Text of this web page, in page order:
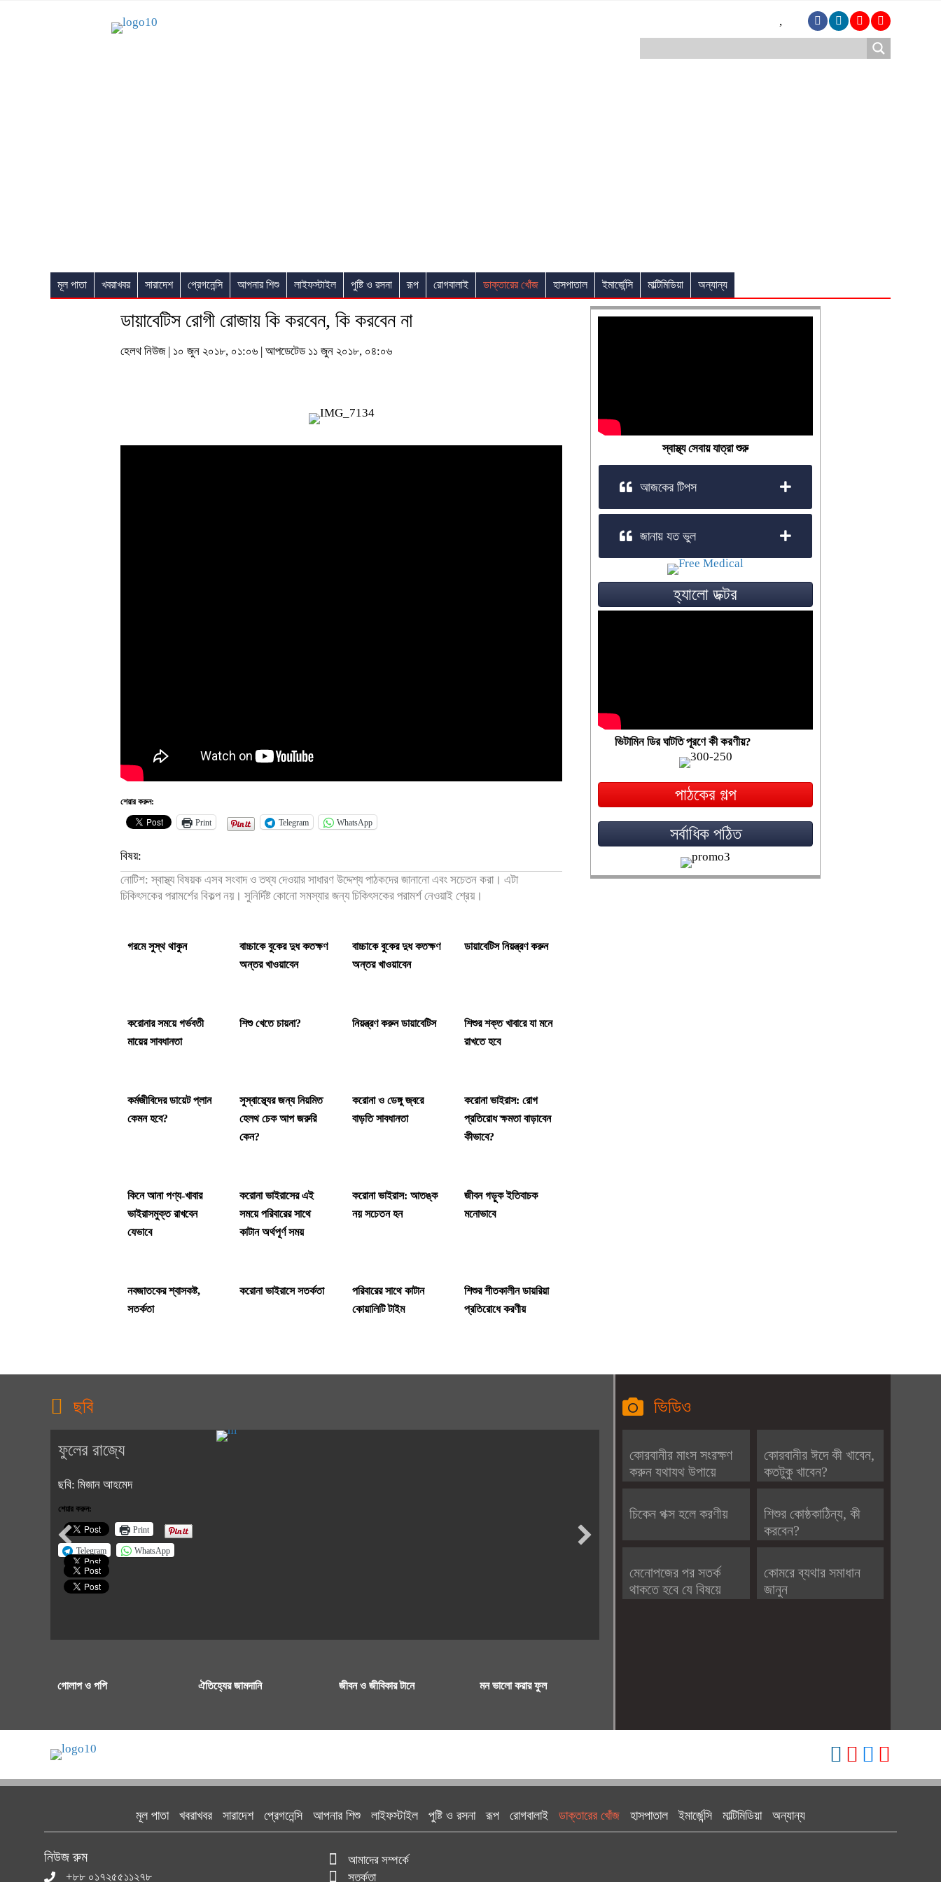
,
মূল পাতা খবরাখবর সারাদেশ প্রেগনেন্সি আপনার শিশু লাইফস্টাইল পুষ্টি ও রসনা রূপ রোগবালাই ডাক্তারের খোঁজ হাসপাতাল ইমার্জেন্সি মাল্টিমিডিয়া অন্যান্য
ডায়াবেটিস রোগী রোজায় কি করবেন, কি করবেন না
হেলথ নিউজ | ১০ জুন ২০১৮, ০১:০৬ | আপডেটেড ১১ জুন ২০১৮, ০৪:০৬
শেয়ার করুন:
Print Telegram WhatsApp
বিষয়:
নোটিশ: স্বাস্থ্য বিষয়ক এসব সংবাদ ও তথ্য দেওয়ার সাধারণ উদ্দেশ্য পাঠকদের জানানো এবং সচেতন করা। এটা
চিকিৎসকের পরামর্শের বিকল্প নয়। সুনির্দিষ্ট কোনো সমস্যার জন্য চিকিৎসকের পরামর্শ নেওয়াই শ্রেয়।
গরমে সুস্থ থাকুন
বাচ্চাকে বুকের দুধ কতক্ষণ
অন্তর খাওয়াবেন
বাচ্চাকে বুকের দুধ কতক্ষণ
অন্তর খাওয়াবেন
ডায়াবেটিস নিয়ন্ত্রণ করুন
করোনার সময়ে গর্ভবতী
মায়ের সাবধানতা
শিশু খেতে চায়না? নিয়ন্ত্রণ করুন ডায়াবেটিস
শিশুর শক্ত খাবারে যা মনে
রাখতে হবে
কর্মজীবিদের ডায়েট প্লান
কেমন হবে?
সুস্বাস্থ্যের জন্য নিয়মিত
হেলথ চেক আপ জরুরি
কেন?
করোনা ও ডেঙ্গু জ্বরে
বাড়তি সাবধানতা
করোনা ভাইরাস: রোগ
প্রতিরোধ ক্ষমতা বাড়াবেন
কীভাবে?
কিনে আনা পণ্য-খাবার
ভাইরাসমুক্ত রাখবেন
যেভাবে
করোনা ভাইরাসের এই
সময়ে পরিবারের সাথে
কাটান অর্থপূর্ণ সময়
করোনা ভাইরাস: আতঙ্ক
নয় সচেতন হন
জীবন গড়ুক ইতিবাচক
মনোভাবে
নবজাতকের শ্বাসকষ্ট,
সতর্কতা
করোনা ভাইরাসে সতর্কতা
পরিবারের সাথে কাটান
কোয়ালিটি টাইম
শিশুর শীতকালীন ডায়রিয়া
প্রতিরোধে করণীয়
স্বাস্থ্য সেবায় যাত্রা শুরু
আজকের টিপস
জানায় যত ভুল
হ্যালো ডক্টর
ভিটামিন ডির ঘাটতি পূরণে কী করণীয়?
পাঠকের গল্প
সর্বাধিক পঠিত
ছবি
ফুলের রাজ্যে
ছবি: মিজান আহমেদ
শেয়ার করুন:
Print
Telegram WhatsApp
গোলাপ ও পপি ঐতিহ্যের জামদানি জীবন ও জীবিকার টানে মন ভালো করার ফুল
ভিডিও
কোরবানীর মাংস সংরক্ষণ
করুন যথাযথ উপায়ে
কোরবানীর ঈদে কী খাবেন,
কতটুকু খাবেন?
চিকেন পক্স হলে করণীয়
শিশুর কোষ্ঠকাঠিন্য, কী
করবেন?
মেনোপজের পর সতর্ক
থাকতে হবে যে বিষয়ে
কোমরে ব্যথার সমাধান
জানুন
মূল পাতা খবরাখবর সারাদেশ প্রেগনেন্সি আপনার শিশু লাইফস্টাইল পুষ্টি ও রসনা রূপ রোগবালাই ডাক্তারের খোঁজ হাসপাতাল ইমার্জেন্সি মাল্টিমিডিয়া অন্যান্য
নিউজ রুম
+৮৮ ০১৭২৫৫১১২৭৮
আমাদের সম্পর্কে
সতর্কতা